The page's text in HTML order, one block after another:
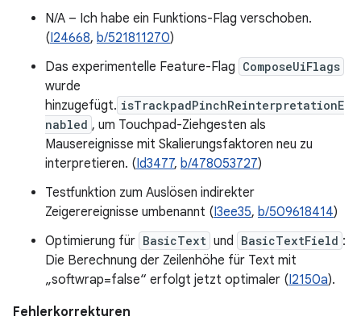
N/A – Ich habe ein Funktions-Flag verschoben.
(I24668, b/521811270)
Das experimentelle Feature-Flag ComposeUiFlags
wurde
hinzugefügt. isTrackpadPinchReinterpretationE
nabled , um Touchpad-Ziehgesten als
Mausereignisse mit Skalierungsfaktoren neu zu
interpretieren. (Id3477, b/478053727)
Testfunktion zum Auslösen indirekter
Zeigerereignisse umbenannt (I3ee35, b/509618414)
Optimierung für BasicText und BasicTextField :
Die Berechnung der Zeilenhöhe für Text mit
„softwrap=false“ erfolgt jetzt optimaler (I2150a).
Fehlerkorrekturen